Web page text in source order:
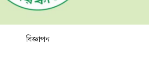
বিজ্ঞাপন